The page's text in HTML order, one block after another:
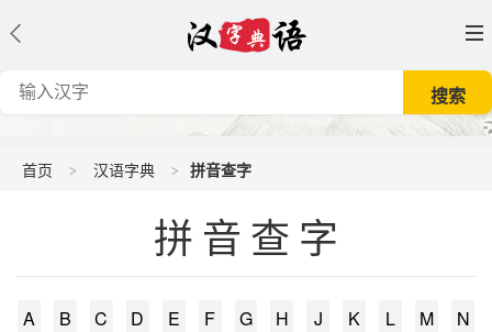
首页 汉语字典 拼音查字
拼音查字
A B C D E F G H J K L M
N